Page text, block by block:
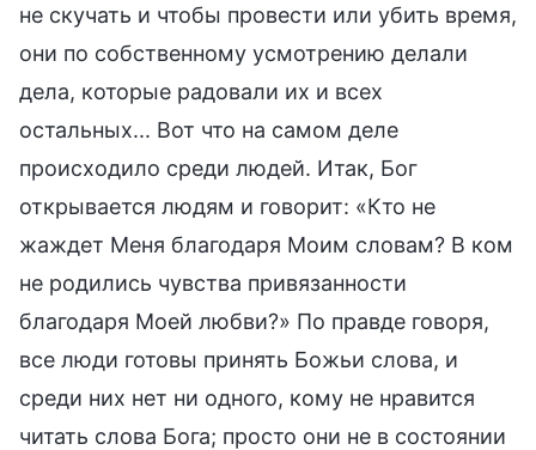
не скучать и чтобы провести или убить время,
они по собственному усмотрению делали
дела, которые радовали их и всех
остальных... Вот что на самом деле
происходило среди людей. Итак, Бог
открывается людям и говорит: «Кто не
жаждет Меня благодаря Моим словам? В ком
не родились чувства привязанности
благодаря Моей любви?» По правде говоря,
все люди готовы принять Божьи слова, и
среди них нет ни одного, кому не нравится
читать слова Бога; просто они не в состоянии